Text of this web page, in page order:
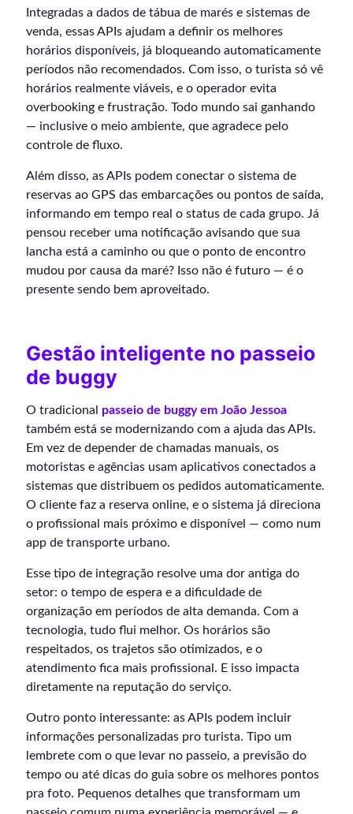
Integradas a dados de tábua de marés e sistemas de
venda, essas APIs ajudam a definir os melhores
horários disponíveis, já bloqueando automaticamente
períodos não recomendados. Com isso, o turista só vê
horários realmente viáveis, e o operador evita
overbooking e frustração. Todo mundo sai ganhando
— inclusive o meio ambiente, que agradece pelo
controle de fluxo.
Além disso, as APIs podem conectar o sistema de
reservas ao GPS das embarcações ou pontos de saída,
informando em tempo real o status de cada grupo. Já
pensou receber uma notificação avisando que sua
lancha está a caminho ou que o ponto de encontro
mudou por causa da maré? Isso não é futuro — é o
presente sendo bem aproveitado.
Gestão inteligente no passeio
de buggy
O tradicional passeio de buggy em João Jessoa
também está se modernizando com a ajuda das APIs.
Em vez de depender de chamadas manuais, os
motoristas e agências usam aplicativos conectados a
sistemas que distribuem os pedidos automaticamente.
O cliente faz a reserva online, e o sistema já direciona
o profissional mais próximo e disponível — como num
app de transporte urbano.
Esse tipo de integração resolve uma dor antiga do
setor: o tempo de espera e a dificuldade de
organização em períodos de alta demanda. Com a
tecnologia, tudo flui melhor. Os horários são
respeitados, os trajetos são otimizados, e o
atendimento fica mais profissional. E isso impacta
diretamente na reputação do serviço.
Outro ponto interessante: as APIs podem incluir
informações personalizadas pro turista. Tipo um
lembrete com o que levar no passeio, a previsão do
tempo ou até dicas do guia sobre os melhores pontos
pra foto. Pequenos detalhes que transformam um